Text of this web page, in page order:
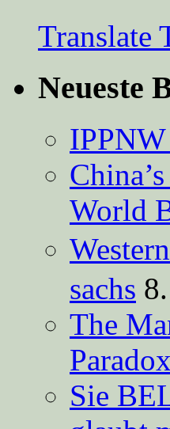
Translate
Neueste
World
sachs
The
Sie